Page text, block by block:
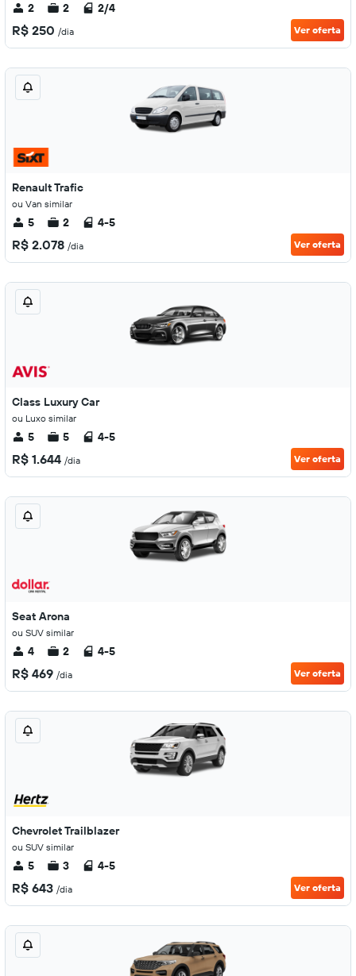
2 2 2/4
R$ 250 /dia Ver oferta
Renault Trafic
ou Van similar
5 2 4-5
R$ 2.078 /dia Ver oferta
Class Luxury Car
ou Luxo similar
5 5 4-5
R$ 1.644 /dia Ver oferta
Seat Arona
ou SUV similar
4 2 4-5
R$ 469 /dia Ver oferta
Chevrolet Trailblazer
ou SUV similar
5 3 4-5
R$ 643 /dia Ver oferta